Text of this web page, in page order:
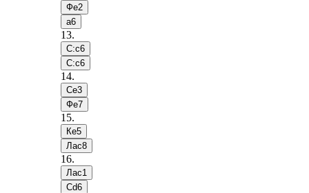
Фe2
a6
13.
С:c6
С:c6
14.
Сe3
Фe7
15.
Кe5
Лac8
16.
Лac1
Сd6